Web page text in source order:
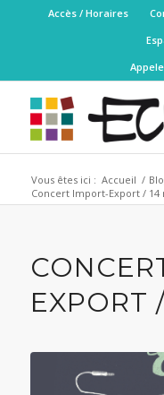
Accès / Horaires
Vous êtes ici : Accueil /
Concert Import-Export / 14
EXPORT